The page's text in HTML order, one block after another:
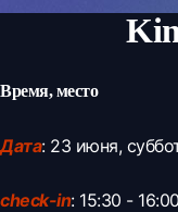
Время, место
Дата: 23 июня,
check-in: 15:30 -